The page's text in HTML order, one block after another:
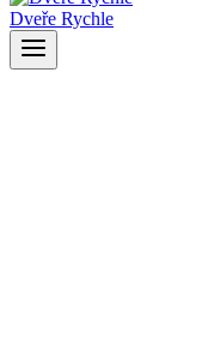
Dveře Rychle